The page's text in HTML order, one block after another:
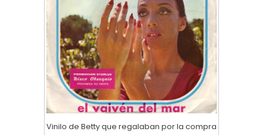
Vinilo de Betty que regalaban por la compra